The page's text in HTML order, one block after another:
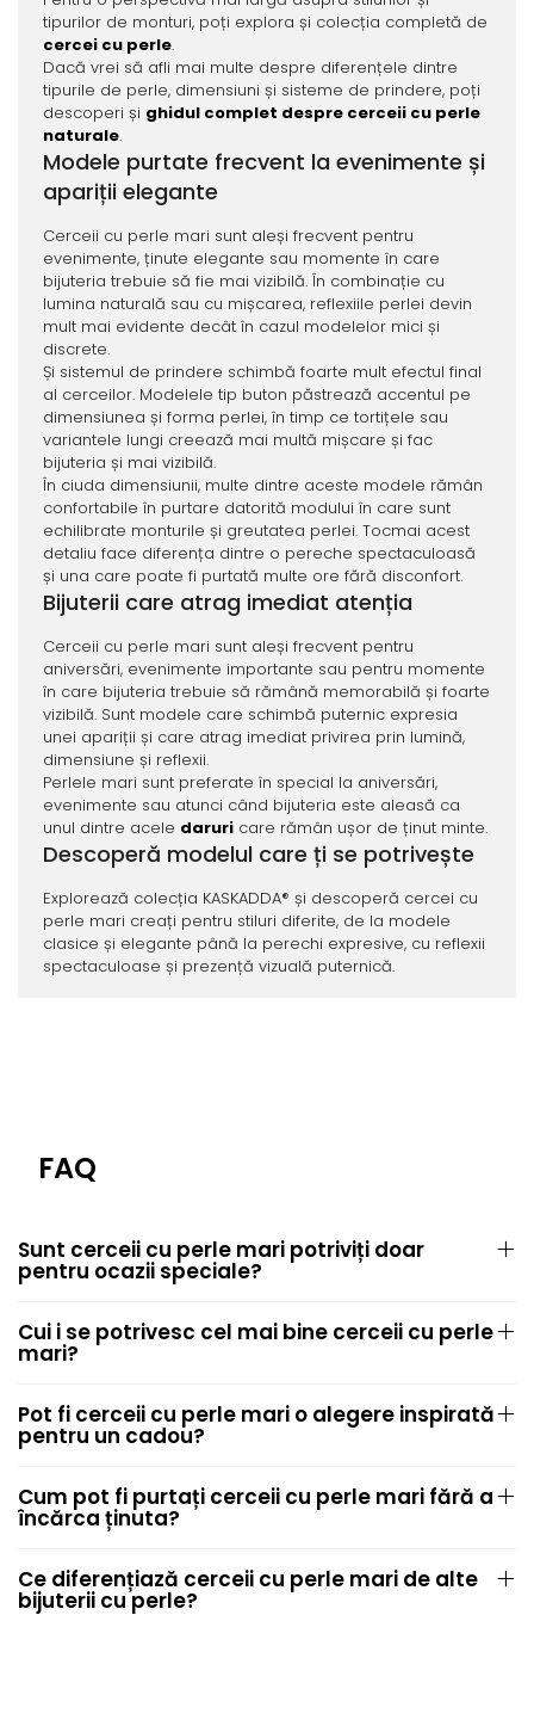
tipurilor de monturi, poți explora și colecția completă de
cercei cu perle.
Dacă vrei să afli mai multe despre diferențele dintre
tipurile de perle, dimensiuni și sisteme de prindere, poți
descoperi și ghidul complet despre cerceii cu perle
naturale.
Modele purtate frecvent la evenimente și
apariții elegante
Cerceii cu perle mari sunt aleși frecvent pentru
evenimente, ținute elegante sau momente în care
bijuteria trebuie să fie mai vizibilă. În combinație cu
lumina naturală sau cu mișcarea, reflexiile perlei devin
mult mai evidente decât în cazul modelelor mici și
discrete.
Și sistemul de prindere schimbă foarte mult efectul final
al cerceilor. Modelele tip buton păstrează accentul pe
dimensiunea și forma perlei, în timp ce tortițele sau
variantele lungi creează mai multă mișcare și fac
bijuteria și mai vizibilă.
În ciuda dimensiunii, multe dintre aceste modele rămân
confortabile în purtare datorită modului în care sunt
echilibrate monturile și greutatea perlei. Tocmai acest
detaliu face diferența dintre o pereche spectaculoasă
și una care poate fi purtată multe ore fără disconfort.
Bijuterii care atrag imediat atenția
Cerceii cu perle mari sunt aleși frecvent pentru
aniversări, evenimente importante sau pentru momente
în care bijuteria trebuie să rămână memorabilă și foarte
vizibilă. Sunt modele care schimbă puternic expresia
unei apariții și care atrag imediat privirea prin lumină,
dimensiune și reflexii.
Perlele mari sunt preferate în special la aniversări,
evenimente sau atunci când bijuteria este aleasă ca
unul dintre acele daruricare rămân ușor de ținut minte.
Descoperă modelul care ți se potrivește
Explorează colecția KASKADDA® și descoperă cercei cu
perle mari creați pentru stiluri diferite, de la modele
clasice și elegante până la perechi expresive, cu reflexii
spectaculoase și prezență vizuală puternică.
FAQ
Sunt cerceii cu perle mari potriviți doar
pentru ocazii speciale?
Cui i se potrivesc cel mai bine cerceii cu perle
mari?
Pot fi cerceii cu perle mari o alegere inspirată
pentru un cadou?
Cum pot fi purtați cerceii cu perle mari fără a
încărca ținuta?
Ce diferențiază cerceii cu perle mari de alte
bijuterii cu perle?